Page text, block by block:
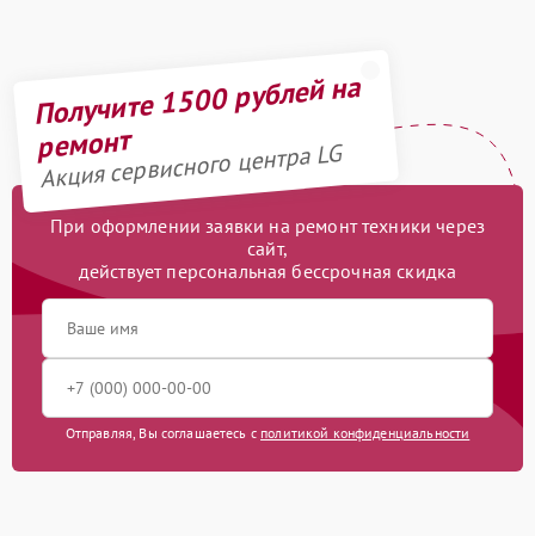
Получите 1500 рублей на
ремонт
Акция сервисного центра LG
При оформлении заявки на ремонт техники через
сайт,
действует персональная бессрочная скидка
Отправляя, Вы соглашаетесь с политикой конфиденциальности